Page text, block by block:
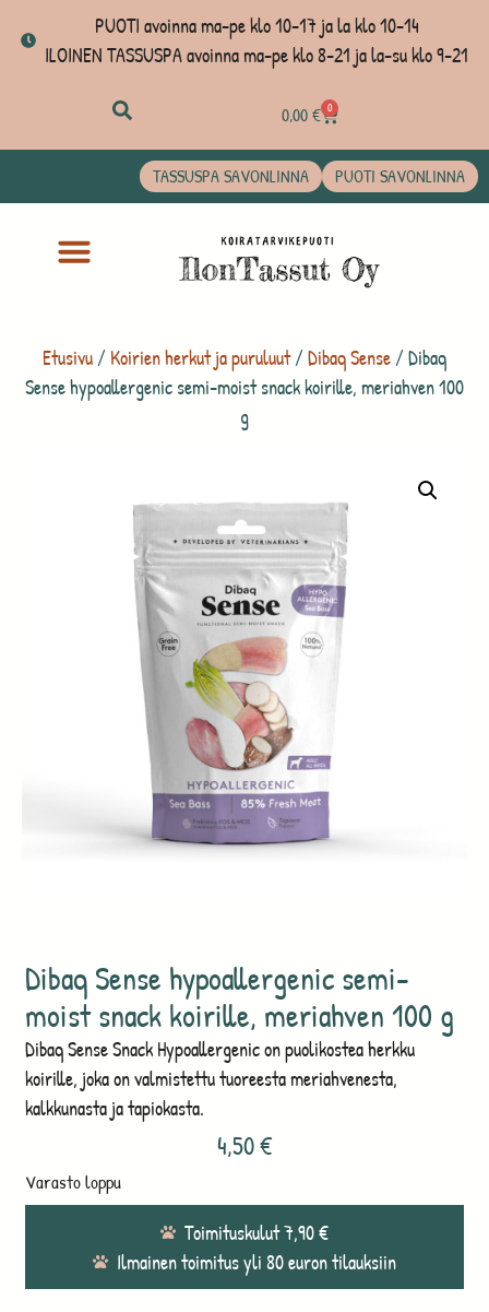
PUOTI avoinna ma-pe klo 10-17 ja la klo 10-14
ILOINEN TASSUSPA avoinna ma-pe klo 8-21 ja la-su klo 9-21
0,00€ 0
TASSUSPA SAVONLINNA PUOTI SAVONLINNA
Etusivu /Koirien herkut ja puruluut/Dibaq Sense / Dibaq
Sense hypoallergenic semi-moist snack koirille, meriahven 100
g
Dibaq Sense hypoallergenic semi-
moist snack koirille, meriahven 100 g
Dibaq Sense Snack Hypoallergenic on puolikostea herkku
koirille, joka on valmistettu tuoreesta meriahvenesta,
kalkkunasta ja tapiokasta.
4,50€
Varasto loppu
Toimituskulut 7,90 €
Ilmainen toimitus yli 80 euron tilauksiin